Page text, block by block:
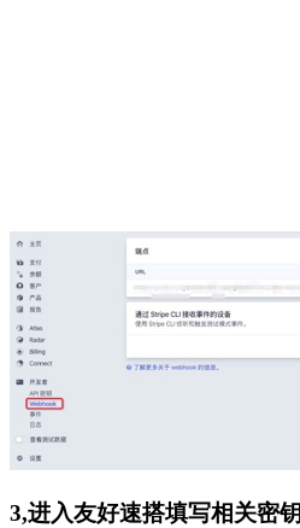
3,进入友好速搭填写相关密钥